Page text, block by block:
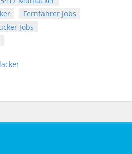
Fernfahrer Jobs
Jobs